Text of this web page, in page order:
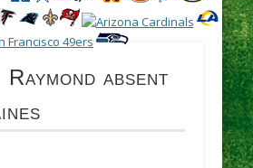
absent